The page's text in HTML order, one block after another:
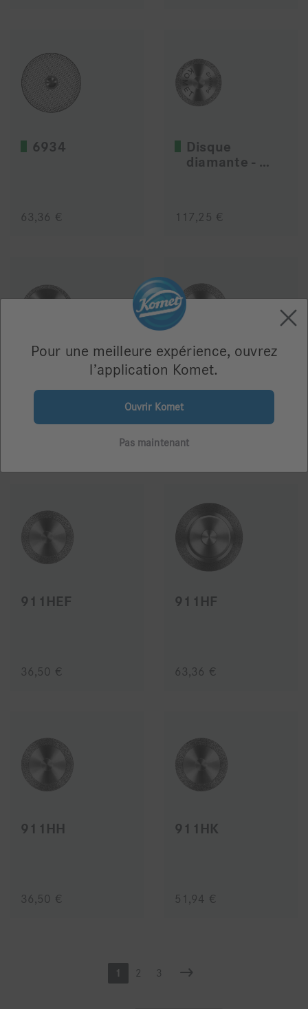
6934
63,36 €
Disque
diamante - 6942
117,25 €
911H
36,50 €
911HEF
36,50 €
911HF
63,36 €
911HH
36,50 €
911HK
51,94 €
1 2 3
Pour une meilleure expérience, ouvrez
l’application Komet.
Ouvrir Komet
Pas maintenant